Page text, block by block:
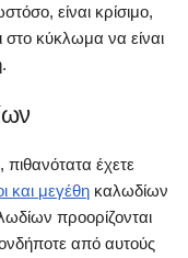
είναι κρίσιμο,
στο κύκλωμα να είναι
πιθανότατα έχετε
και μεγέθη καλωδίων
προορίζονται
από αυτούς